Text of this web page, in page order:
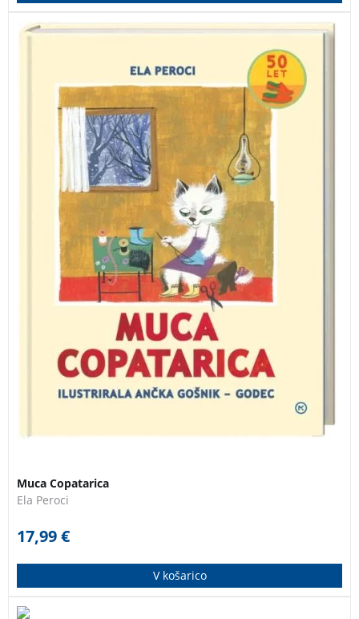
Priljubljena zgodba za otroke bo zanesljivo našla pot v
vse tiste domove, kjer otroci radi pozabljajo na red.
Muca Copatarica
Ela Peroci
17,99€
V košarico